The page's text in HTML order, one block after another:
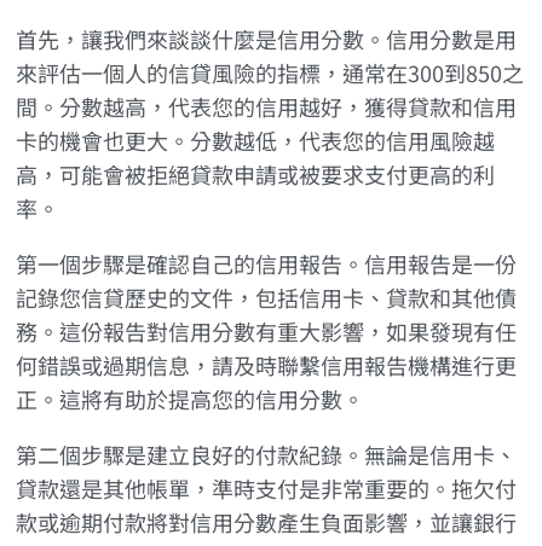
首先，讓我們來談談什麼是信用分數。信用分數是用
來評估一個人的信貸風險的指標，通常在300到850之
間。分數越高，代表您的信用越好，獲得貸款和信用
卡的機會也更大。分數越低，代表您的信用風險越
高，可能會被拒絕貸款申請或被要求支付更高的利
率。
第一個步驟是確認自己的信用報告。信用報告是一份
記錄您信貸歷史的文件，包括信用卡、貸款和其他債
務。這份報告對信用分數有重大影響，如果發現有任
何錯誤或過期信息，請及時聯繫信用報告機構進行更
正。這將有助於提高您的信用分數。
第二個步驟是建立良好的付款紀錄。無論是信用卡、
貸款還是其他帳單，準時支付是非常重要的。拖欠付
款或逾期付款將對信用分數產生負面影響，並讓銀行